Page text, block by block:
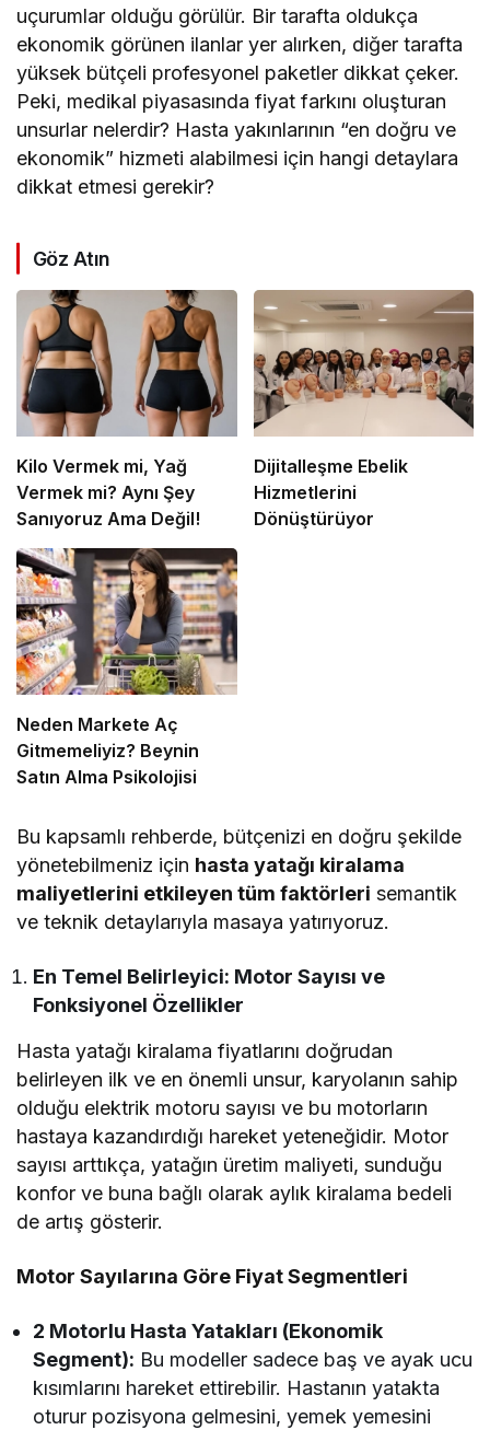
uçurumlar olduğu görülür. Bir tarafta oldukça
ekonomik görünen ilanlar yer alırken, diğer tarafta
yüksek bütçeli profesyonel paketler dikkat çeker.
Peki, medikal piyasasında fiyat farkını oluşturan
unsurlar nelerdir? Hasta yakınlarının “en doğru ve
ekonomik” hizmeti alabilmesi için hangi detaylara
dikkat etmesi gerekir?
Göz Atın
Kilo Vermek mi, Yağ
Vermek mi? Aynı Şey
Sanıyoruz Ama Değil!
Dijitalleşme Ebelik
Hizmetlerini
Dönüştürüyor
Neden Markete Aç
Gitmemeliyiz? Beynin
Satın Alma Psikolojisi
Bu kapsamlı rehberde, bütçenizi en doğru şekilde
yönetebilmeniz için hasta yatağı kiralama
maliyetlerini etkileyen tüm faktörleri semantik
ve teknik detaylarıyla masaya yatırıyoruz.
En Temel Belirleyici: Motor Sayısı ve
Fonksiyonel Özellikler
Hasta yatağı kiralama fiyatlarını doğrudan
belirleyen ilk ve en önemli unsur, karyolanın sahip
olduğu elektrik motoru sayısı ve bu motorların
hastaya kazandırdığı hareket yeteneğidir. Motor
sayısı arttıkça, yatağın üretim maliyeti, sunduğu
konfor ve buna bağlı olarak aylık kiralama bedeli
de artış gösterir.
Motor Sayılarına Göre Fiyat Segmentleri
2 Motorlu Hasta Yatakları (Ekonomik
Segment): Bu modeller sadece baş ve ayak ucu
kısımlarını hareket ettirebilir. Hastanın yatakta
oturur pozisyona gelmesini, yemek yemesini